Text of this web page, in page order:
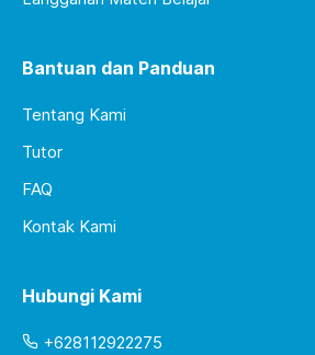
Bantuan dan Panduan
Tentang Kami
Tutor
FAQ
Kontak Kami
Hubungi Kami
+628112922275